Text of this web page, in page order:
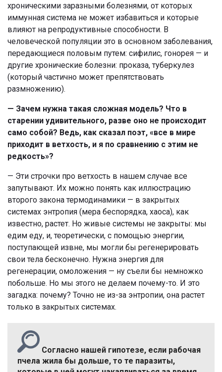
хроническими заразными болезнями, от которых
иммунная система не может избавиться и которые
влияют на репродуктивные способности. В
человеческой популяции это в основном заболевания,
передающиеся половым путем: сифилис, гонорея — и
другие хронические болезни: проказа, туберкулез
(который частично может препятствовать
размножению).
— Зачем нужна такая сложная модель? Что в
старении удивительного, разве оно не происходит
само собой? Ведь, как сказал поэт, «все в мире
приходит в ветхость, и я по сравнению с этим не
редкость»?
— Эти строчки про ветхость в нашем случае все
запутывают. Их можно понять как иллюстрацию
второго закона термодинамики — в закрытых
системах энтропия (мера беспорядка, хаоса), как
известно, растет. Но живые системы не закрыты: мы
едим еду, и, теоретически, с помощью энергии,
поступающей извне, мы могли бы регенерировать
свои тела бесконечно. Нужна энергия для
регенерации, омоложения — ну съели бы немножко
побольше. Но мы этого не делаем почему-то. И это
загадка: почему? Точно не из-за энтропии, она растет
только в закрытых системах.
Согласно нашей гипотезе, если рабочая
пчела жила бы дольше, то те паразиты,